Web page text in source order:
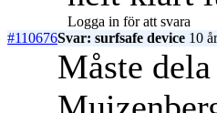
Logga in för att svara
#110676Svar: surfsafe device 10
Måste